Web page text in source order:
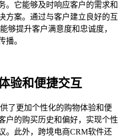
。它能够及时响应客户的需求和
方案。通过与客户建立良好的互
够提升客户满意度和忠诚度，
播。
验和便捷交互
了更加个性化的购物体验和便
户的购买历史和偏好，实现个性
。此外，跨境电商CRM软件还